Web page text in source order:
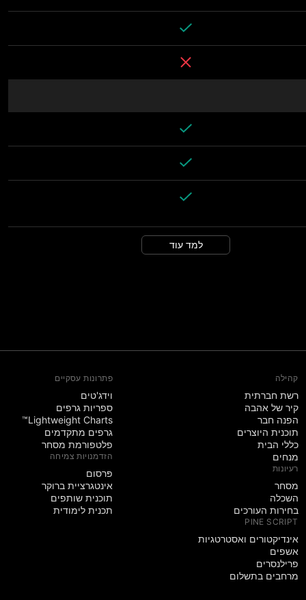
למד עוד
קהילה
רשת חברתית
קיר של אהבה
הפנה חבר
תוכנית היוצרים
כללי הבית
מנחים
רעיונות
מסחר
השכלה
בחירות העורכים
PINE SCRIPT
אינדיקטורים ואסטרטגיות
אשפים
פרילנסרים
מרחבים בתשלום
פתרונות עסקיים
וידג'טים
ספריות גרפים
Lightweight Charts™
גרפים מתקדמים
פלטפורמת מסחר
הזדמנויות צמיחה
פּרסום
אינטגרציית ברוקר
תוכנית שותפים
תכנית לימודית